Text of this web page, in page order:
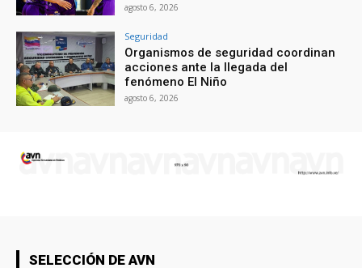
agosto 6, 2026
Seguridad
Organismos de seguridad coordinan
acciones ante la llegada del
fenómeno El Niño
agosto 6, 2026
SELECCIÓN DE AVN